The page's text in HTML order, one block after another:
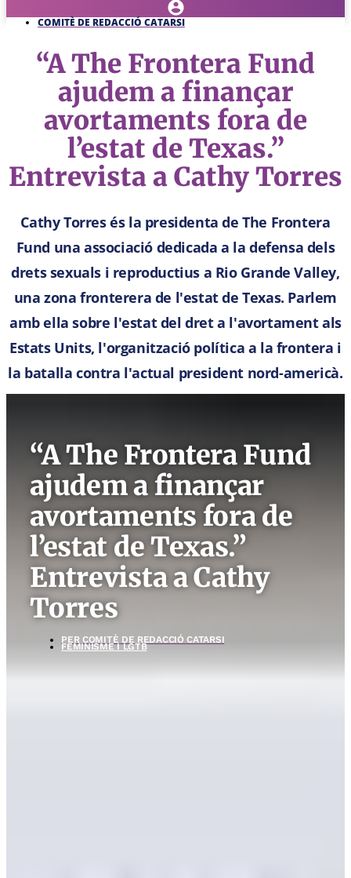
COMITÈ DE REDACCIÓ CATARSI
“A The Frontera Fund
ajudem a finançar
avortaments fora de
l’estat de Texas.”
Entrevista a Cathy Torres
Cathy Torres és la presidenta de The Frontera
Fund una associació dedicada a la defensa dels
drets sexuals i reproductius a Rio Grande Valley,
una zona fronterera de l'estat de Texas. Parlem
amb ella sobre l'estat del dret a l'avortament als
Estats Units, l'organització política a la frontera i
la batalla contra l'actual president nord-americà.
“A The Frontera Fund
ajudem a finançar
avortaments fora de
l’estat de Texas.”
Entrevista a Cathy
Torres
PERCOMITÈ DE REDACCIÓ CATARSI
FEMINISME I LGTB